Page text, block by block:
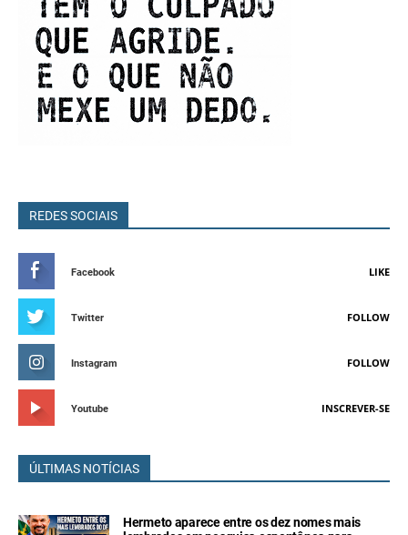
REDES SOCIAIS
Facebook LIKE
Twitter FOLLOW
Instagram FOLLOW
Youtube INSCREVER-SE
ÚLTIMAS NOTÍCIAS
Hermeto aparece entre os dez nomes mais